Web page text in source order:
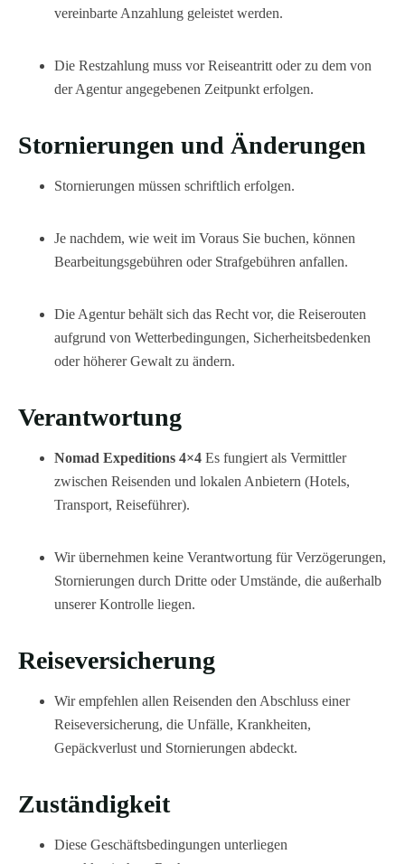
vereinbarte Anzahlung geleistet werden.
Die Restzahlung muss vor Reiseantritt oder zu dem von
der Agentur angegebenen Zeitpunkt erfolgen.
Stornierungen und Änderungen
Stornierungen müssen schriftlich erfolgen.
Je nachdem, wie weit im Voraus Sie buchen, können
Bearbeitungsgebühren oder Strafgebühren anfallen.
Die Agentur behält sich das Recht vor, die Reiserouten
aufgrund von Wetterbedingungen, Sicherheitsbedenken
oder höherer Gewalt zu ändern.
Verantwortung
Nomad Expeditions 4×4 Es fungiert als Vermittler
zwischen Reisenden und lokalen Anbietern (Hotels,
Transport, Reiseführer).
Wir übernehmen keine Verantwortung für Verzögerungen,
Stornierungen durch Dritte oder Umstände, die außerhalb
unserer Kontrolle liegen.
Reiseversicherung
Wir empfehlen allen Reisenden den Abschluss einer
Reiseversicherung, die Unfälle, Krankheiten,
Gepäckverlust und Stornierungen abdeckt.
Zuständigkeit
Diese Geschäftsbedingungen unterliegen